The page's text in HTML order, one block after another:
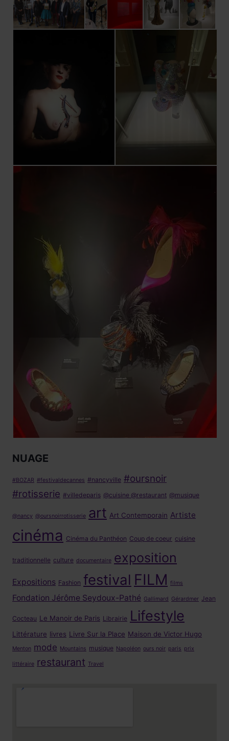
NUAGE
#BOZAR #festivaldecannes #nancyville #oursnoir
#rotisserie #villedeparis @cuisine @restaurant @musique
@nancy @oursnoirrotisserie art Art Contemporain Artiste
cinéma Cinéma du Panthéon Coup de coeur cuisine
traditionnelle culture documentaire exposition
Expositions Fashion festival FILM films
Fondation Jérôme Seydoux-Pathé Gallimard Gérardmer Jean
Cocteau Le Manoir de Paris Librairie Lifestyle
Littérature livres Livre Sur la Place Maison de Victor Hugo
Menton mode Mountains musique Napoléon ours noir paris prix
littéraire restaurant Travel